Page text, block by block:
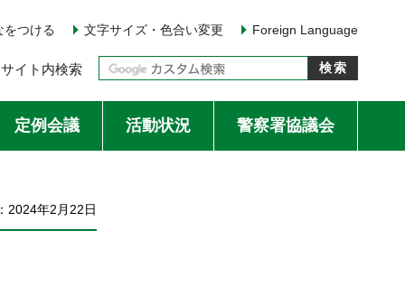
をつける 文字サイズ・色合い変更 Foreign Language
サイト内検索
定例会議 活動状況 警察署協議会
2024年2月22日